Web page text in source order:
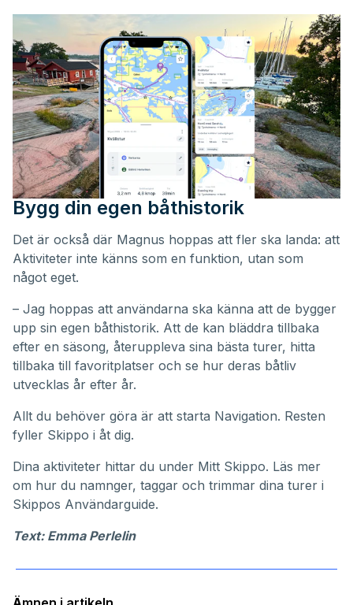
Bygg din egen båthistorik
Det är också där Magnus hoppas att fler ska landa: att
Aktiviteter inte känns som en funktion, utan som
något eget.
– Jag hoppas att användarna ska känna att de bygger
upp sin egen båthistorik. Att de kan bläddra tillbaka
efter en säsong, återuppleva sina bästa turer, hitta
tillbaka till favoritplatser och se hur deras båtliv
utvecklas år efter år.
Allt du behöver göra är att starta Navigation. Resten
fyller Skippo i åt dig.
Dina aktiviteter hittar du under Mitt Skippo. Läs mer
om hur du namnger, taggar och trimmar dina turer i
Skippos Användarguide.
Text: Emma Perlelin